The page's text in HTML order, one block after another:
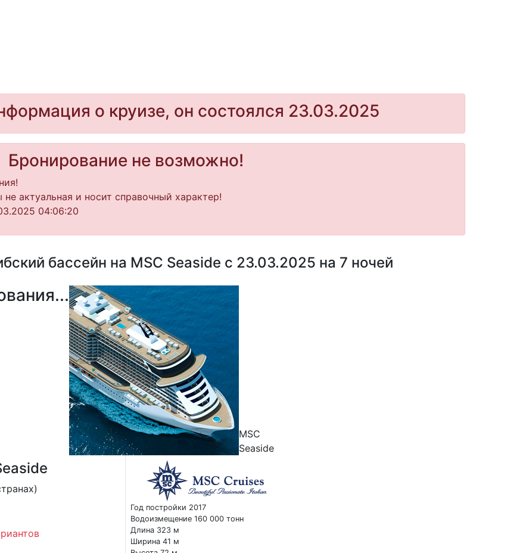
о круизе, он состоялся 23.03.2025
Бронирование не возможно!
актуальная и носит справочный характер!
04:06:20
бассейн на MSC Seaside с 23.03.2025 на 7 ночей
MSC
Seaside
Год постройки 2017
Водоизмещение 160 000 тонн
Длина 323 м
Ширина 41 м